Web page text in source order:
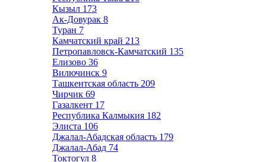
Кызыл 173
Ак-Довурак 8
Туран 7
Камчатский край 213
Петропавловск-Камчатский 135
Елизово 36
Вилючинск 9
Ташкентская область 209
Чирчик 69
Газалкент 17
Республика Калмыкия 182
Элиста 106
Джалал-Абадская область 179
Джалал-Абад 74
Токтогул 8